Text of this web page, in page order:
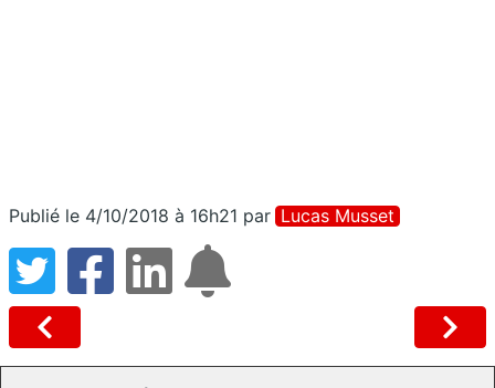
Publié le 4/10/2018 à 16h21 par Lucas Musset